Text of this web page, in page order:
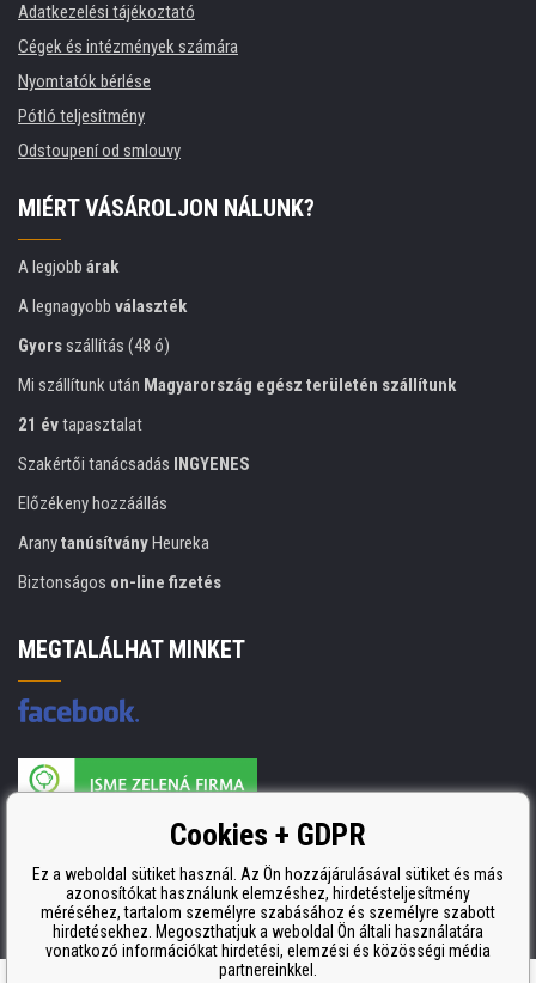
Adatkezelési tájékoztató
Cégek és intézmények számára
Nyomtatók bérlése
Pótló teljesítmény
Odstoupení od smlouvy
MIÉRT VÁSÁROLJON NÁLUNK?
A legjobb árak
A legnagyobb választék
Gyorsszállítás (48 ó)
Mi szállítunk után Magyarország egész területén szállítunk
21 évtapasztalat
Szakértői tanácsadás
INGYENES
Előzékeny hozzáállás
Aranytanúsítvány Heureka
Biztonságos on-line fizetés
MEGTALÁLHAT MINKET
A nyomtatási kellékek gyártója ISO 9001 tanúsítvánnyal rendelkezik
ISO 9001, ISO 14001 és STMC.Cookies + GDPR
Ez a weboldal sütiket használ. Az Ön hozzájárulásával sütiket és más
azonosítókat használunk elemzéshez, hirdetésteljesítmény
méréséhez, tartalom személyre szabásához és személyre szabott
hirdetésekhez. Megoszthatjuk a weboldal Ön általi használatára
vonatkozó információkat hirdetési, elemzési és közösségi média
partnereinkkel.